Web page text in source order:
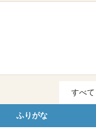
すべて
ふりがな